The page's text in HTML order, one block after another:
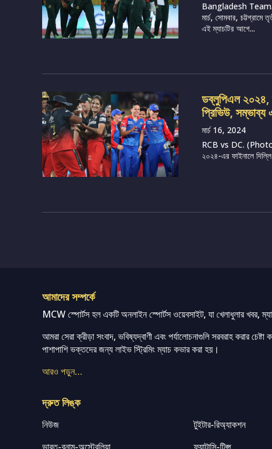
Bangladesh
মার্চ, সোমবার,
এই ম্যাচটির আগে...
ডব্লুপিএল ২০২৪,
প্রিভিউ, সম্ভাব্য
মার্চ 16, 2024
RCB vs DC. (Photo
২০২৪-এর ফাইনালে
আমাদের সম্পর্কে
MCW স্পোর্টস হল একটি অনলাইন স্পোর্টস ওয়েবসাইট, যা খেলাধুলার খবর,
আমরা সেরা ক্রীড়া সংবাদ, ভবিষ্যদ্বাণী এবং পর্যালোচনাগুলি সরবরাহ করার
পাশাপাশি ভক্তদের জন্য লাইভ স্ট্রিমিং ম্যাচ কভার করা হয়।
আরও পড়ুন…
দ্রুত লিঙ্ক
নিউজ টুইটার-রিঅ্যাকশন